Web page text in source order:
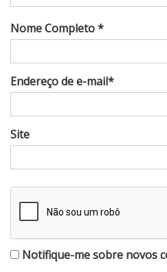
Nome Completo *
Endereço de e-mail*
Site
Notifique-me sobre novos